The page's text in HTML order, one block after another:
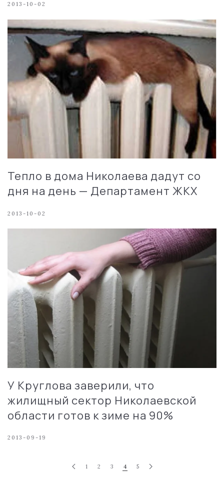
2013-10-02
Тепло в дома Николаева дадут со
дня на день — Департамент ЖКХ
2013-10-02
У Круглова заверили, что
жилищный сектор Николаевской
области готов к зиме на 90%
2013-09-19
1 2 3 4 5